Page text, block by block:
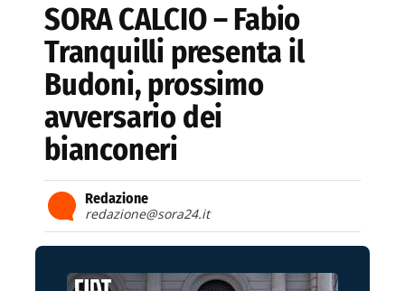
SORA CALCIO – Fabio
Tranquilli presenta il
Budoni, prossimo
avversario dei
bianconeri
Redazione
redazione@sora24.it